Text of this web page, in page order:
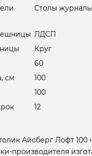
Столы
ЛДСП
Круг
60
см
100
100
12
Айсберг Лофт 100
производителя